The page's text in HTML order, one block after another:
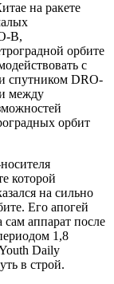
на ракете
B,
орбите
с
спутником DRO-
между
орбит
которой
на сильно
Его апогей
сам аппарат после
1,8
Daily
в строй.